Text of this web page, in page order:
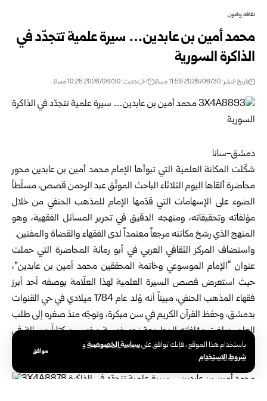
باستخدام هذا الموقع ، فإنك توافق علىسياسة الخصوصيةو
شروط الاستخدام.
موافق
ثقافة وفنون
محمد أمين بن عابدين… سيرة علمية تتجدّد في
الذاكرة السورية
تاريخ النشر: 2026/06/30 11:59 مساءً اخر تحديث: 2026/06/30 10:28 مساءً
دمشق-سانا
شكّلت المكانة العلمية التي تبوأها الإمام محمد أمين بن عابدين محور
محاضرة ألقاها اليوم الثلاثاء الباحث الموثّق عبد الرحمن قصص، مسلّطاً
الضوء على الإسهامات التي قدّمها الإمام للمذهب الحنفي من خلال
مؤلفاته وتحقيقاته، ومنهجه الدقيق في تحرير المسائل الفقهية، وهو
المنهج الذي رسّخ مكانته مرجعاً معتمداً لدى الفقهاء والقضاة والمفتين.
واستضاف المركز الثقافي العربي في أبو رمانة المحاضرة التي حملت
عنوان “الإمام الموسوعي وخاتمة المحققين محمد أمين بن عابدين”،
حيث استعرض قصص السيرة العلمية لهذا العلّامة بوصفه أحد أبرز
فقهاء المذهب الحنفي، مبيناً أنه وُلد عام 1784 ميلادي في حي القنوات
بدمشق، وحفظ القرآن الكريم في سن مبكرة، وتوجّه منذ صغره إلى طلب
العلم، وبلغت مؤلفاته المطبوعة نحو خمسة وخمسين كتاباً ورسالة في
الفقه وأصوله والحديث والعقيدة واللغة وغيرها، ما يعكس غزارة إنتاجه
وسعة علمه.